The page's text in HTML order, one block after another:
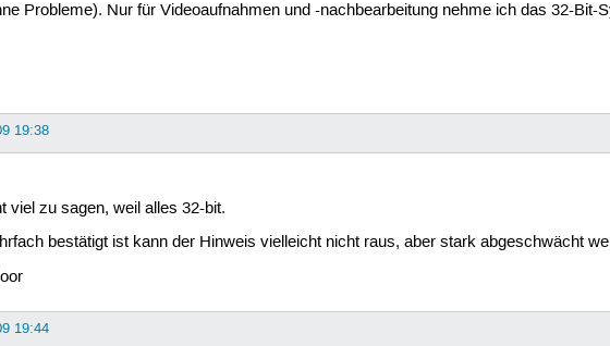
Probleme). Nur für Videoaufnahmen und -nachbearbeitung nehme ich das 32-Bit-
19:38
viel zu sagen, weil alles 32-bit.
bestätigt ist kann der Hinweis vielleicht nicht raus, aber stark abgeschwächt
19:44